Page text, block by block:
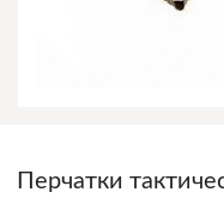
Перчатки